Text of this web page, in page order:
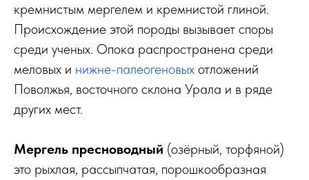
кремнистым мергелем и кремнистой глиной.
Происхождение этой породы вызывает споры
среди ученых. Опока распространена среди
меловых и нижне-палеогеновых отложений
Поволжья, восточного склона Урала и в ряде
других мест.
Мергель пресноводный (озёрный, торфяной)
это рыхлая, рассыпчатая, порошкообразная